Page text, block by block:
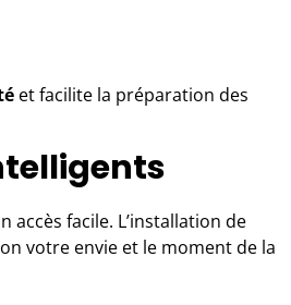
et facilite la préparation des
facile. L’installation de
votre envie et le moment de la